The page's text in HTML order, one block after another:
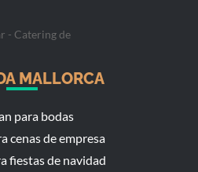
MALLORCA
para bodas
cenas de empresa
fiestas de navidad